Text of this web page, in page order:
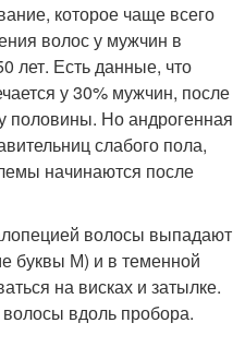
которое чаще всего
волос у мужчин в
лет. Есть данные, что
у 30% мужчин, после
половины. Но андрогенная
слабого пола,
начинаются после
волосы выпадают
буквы М) и в теменной
на висках и затылке.
вдоль пробора.